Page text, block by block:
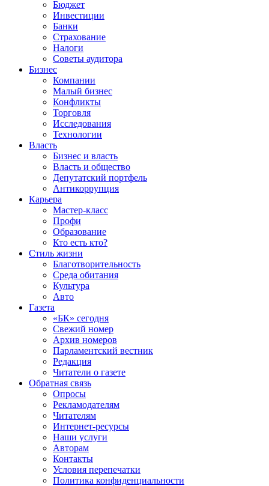
Бюджет
Инвестиции
Банки
Страхование
Налоги
Советы аудитора
Бизнес
Компании
Малый бизнес
Конфликты
Торговля
Исследования
Технологии
Власть
Бизнес и власть
Власть и общество
Депутатский портфель
Антикоррупция
Карьера
Мастер-класс
Профи
Образование
Кто есть кто?
Стиль жизни
Благотворительность
Среда обитания
Культура
Авто
Газета
«БК» сегодня
Свежий номер
Архив номеров
Парламентский вестник
Редакция
Читатели о газете
Обратная связь
Опросы
Рекламодателям
Читателям
Интернет-ресурсы
Наши услуги
Авторам
Контакты
Условия перепечатки
Политика конфиденциальности